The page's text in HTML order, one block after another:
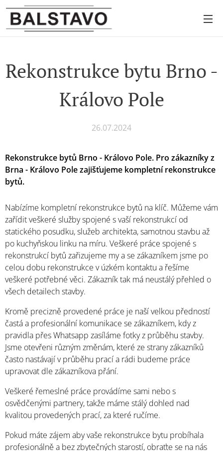
Rekonstrukce bytu Brno -
Královo Pole
26.07.2024
Rekonstrukce bytů Brno - Královo Pole. Pro zákazníky z
Brna - Královo Pole zajišťujeme kompletní rekonstrukce
bytů.
Nabízíme kompletní rekonstrukce bytů na klíč. Můžeme vám
zařídit veškeré služby spojené s vaší rekonstrukcí od
statického posudku, služeb architekta, samotnou stavbu až
po kuchyňskou linku na míru. Veškeré práce spojené s
rekonstrukcí bytů zařizujeme my a se zákazníkem jsme po
celou dobu rekonstrukce v úzkém kontaktu a řešíme
veškeré potřebné věci. Zákazník tak má neustálý přehled o
všech detailech stavby.
Kromě precizně provedené práce je naší velkou předností
častá a profesionální komunikace se zákazníkem, kdy z
pravidla přes Whatsapp zasíláme fotky z průběhu stavby.
Jsme otevřeni různým změnám, které ze strany zákazníků
často nastávají v průběhu prací a rádi budeme práce
upravovat dle zákazníkova přání.
Veškeré řemeslné práce provádíme sami nebo s
osvědčenými partnery, takže máme stálý dohled nad
kvalitou provedených prací, za které ručíme.
Pokud máte zájem aby vaše rekonstrukce bytu probíhala
profesionálně a bez zbytečných starostí, obraťte se na nás